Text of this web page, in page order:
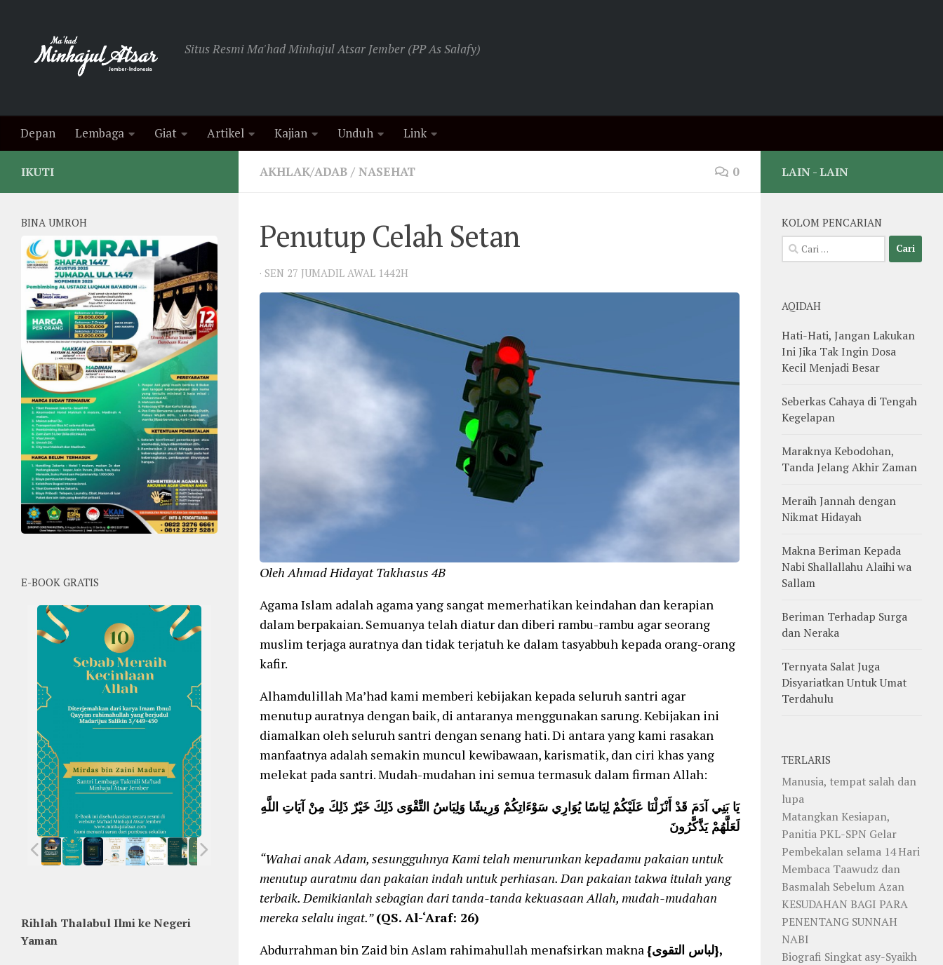
Situs Resmi Ma'had Minhajul Atsar Jember (PP As Salafy)
Depan Lembaga Giat Artikel Kajian Unduh Link
AKHLAK/ADAB / NASEHAT 0
Penutup Celah Setan
· SEN 27 JUMADIL AWAL 1442H
Oleh Ahmad Hidayat Takhasus 4B
Agama Islam adalah agama yang sangat memerhatikan keindahan dan kerapian
dalam berpakaian. Semuanya telah diatur dan diberi rambu-rambu agar seorang
muslim terjaga auratnya dan tidak terjatuh ke dalam tasyabbuh kepada orang-orang
kafir.
Alhamdulillah Ma’had kami memberi kebijakan kepada seluruh santri agar
menutup auratnya dengan baik, di antaranya menggunakan sarung. Kebijakan ini
diamalkan oleh seluruh santri dengan senang hati. Di antara yang kami rasakan
manfaatnya adalah semakin muncul kewibawaan, karismatik, dan ciri khas yang
melekat pada santri. Mudah-mudahan ini semua termasuk dalam firman Allah:
يَا بَنِي آدَمَ قَدْ أَنْزَلْنَا عَلَيْكُمْ لِبَاسًا يُوَارِي سَوْءَاتِكُمْ وَرِيشًا وَلِبَاسُ التَّقْوَى ذَلِكَ خَيْرٌ ذَلِكَ مِنْ آيَاتِ اللَّهِ
لَعَلَّهُمْ يَذَّكَّرُونَ
“Wahai anak Adam, sesungguhnya Kami telah menurunkan kepadamu pakaian untuk
menutup auratmu dan pakaian indah untuk perhiasan. Dan pakaian takwa itulah yang
terbaik. Demikianlah sebagian dari tanda-tanda kekuasaan Allah, mudah-mudahan
mereka selalu ingat.” (QS. Al-‘Araf: 26)
Abdurrahman bin Zaid bin Aslam rahimahullah menafsirkan makna
{لباس التقوى},
IKUTI
BINA UMROH
E-BOOK GRATIS
Rihlah Thalabul Ilmi ke Negeri
Yaman
LAIN - LAIN
KOLOM PENCARIAN
Cari
untuk:
AQIDAH
Hati-Hati, Jangan Lakukan
Ini Jika Tak Ingin Dosa
Kecil Menjadi Besar
Seberkas Cahaya di Tengah
Kegelapan
Maraknya Kebodohan,
Tanda Jelang Akhir Zaman
Meraih Jannah dengan
Nikmat Hidayah
Makna Beriman Kepada
Nabi Shallallahu Alaihi wa
Sallam
Beriman Terhadap Surga
dan Neraka
Ternyata Salat Juga
Disyariatkan Untuk Umat
Terdahulu
TERLARIS
Manusia, tempat salah dan
lupa
Matangkan Kesiapan,
Panitia PKL-SPN Gelar
Pembekalan selama 14 Hari
Membaca Taawudz dan
Basmalah Sebelum Azan
KESUDAHAN BAGI PARA
PENENTANG SUNNAH
NABI
Biografi Singkat asy-Syaikh